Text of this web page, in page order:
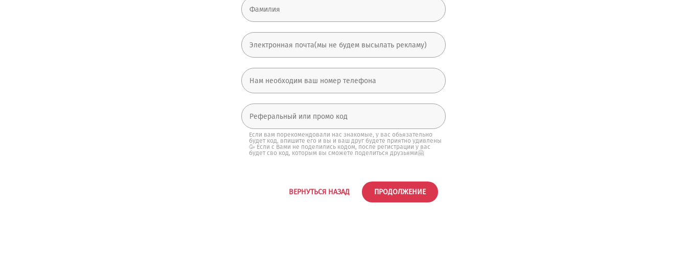
Если вам порекомендовали нас знакомые, у вас обьязательно
будет код, впишите его и вы и ваш друг будете приятно удивлены
🥳 Если с Вами не поделились кодом, после регистрации у вас
будет сво код, которым вы сможете поделиться друзьями🤗
ВЕРНУТЬСЯ НАЗАД ПРОДОЛЖЕНИЕ